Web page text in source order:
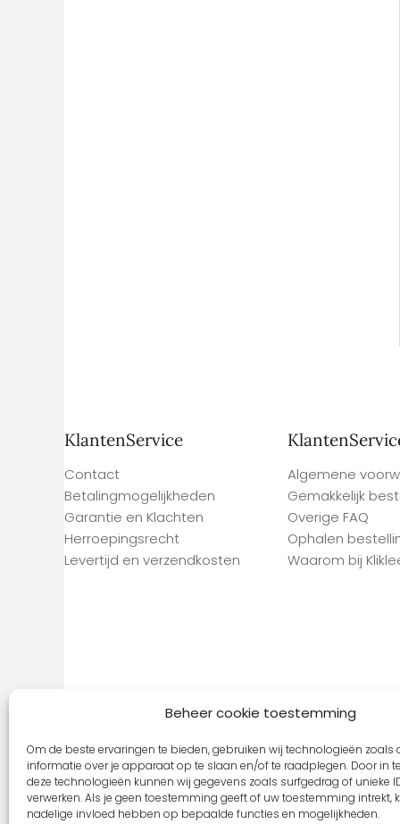
Beheer cookie toestemming
Om de beste ervaringen te bieden, gebruiken wij technologieën zoals
informatie over je apparaat op te slaan en/of te raadplegen. Door in
deze technologieën kunnen wij gegevens zoals surfgedrag of unieke
verwerken. Als je geen toestemming geeft of uw toestemming intrekt,
nadelige invloed hebben op bepaalde functies en mogelijkheden.
KlantenService
Contact
Betalingmogelijkheden
Garantie en Klachten
Herroepingsrecht
Levertijd en verzendkosten
Algemene
Gemakkelijk
Overige FAQ
Ophalen
Waarom bij
Copyright © 2026 Klikleesbril.nl | Site By